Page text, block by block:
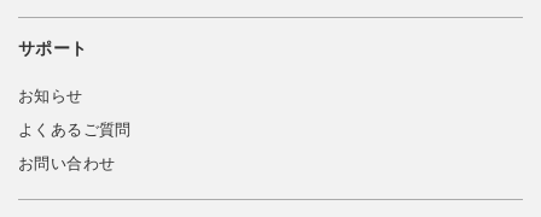
サポート
お知らせ
よくあるご質問
お問い合わせ